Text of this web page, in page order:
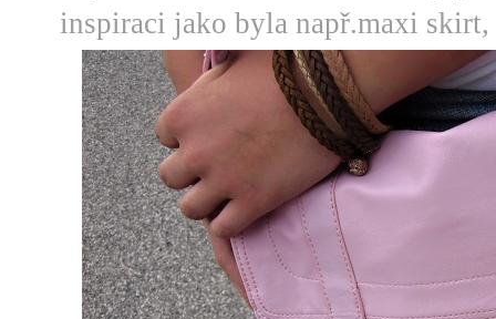
inspiraci jako byla např.maxi skirt,